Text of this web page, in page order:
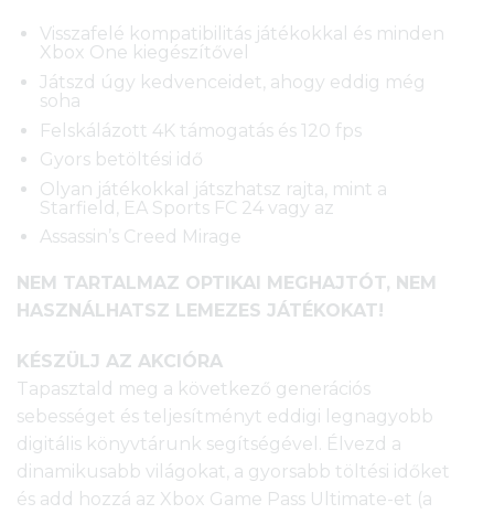
Visszafelé kompatibilitás játékokkal és minden
Xbox One kiegészítővel
Játszd úgy kedvenceidet, ahogy eddig még
soha
Felskálázott 4K támogatás és 120 fps
Gyors betöltési idő
Olyan játékokkal játszhatsz rajta, mint a
Starfield, EA Sports FC 24 vagy az
Assassin’s Creed Mirage
NEM TARTALMAZ OPTIKAI MEGHAJTÓT, NEM
HASZNÁLHATSZ LEMEZES JÁTÉKOKAT!
KÉSZÜLJ AZ AKCIÓRA
Tapasztald meg a következő generációs
sebességet és teljesítményt eddigi legnagyobb
digitális könyvtárunk segítségével. Élvezd a
dinamikusabb világokat, a gyorsabb töltési időket
és add hozzá az Xbox Game Pass Ultimate-et (a